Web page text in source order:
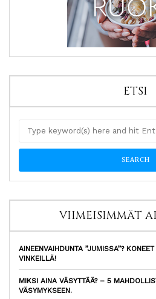
ETSI
VIIMEISIMMÄT
AINEENVAIHDUNTA ”JUMISSA”?
VINKEILLÄ!
MIKSI AINA VÄSYTTÄÄ? – 5
VÄSYMYKSEEN.